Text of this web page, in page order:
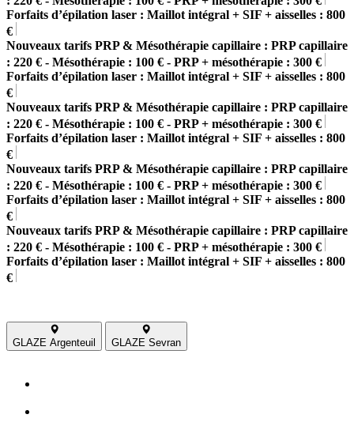
Forfaits d’épilation laser : Maillot intégral + SIF + aisselles : 800
€
Nouveaux tarifs PRP & Mésothérapie capillaire : PRP capillaire
: 220 € - Mésothérapie : 100 € - PRP + mésothérapie : 300 €
Forfaits d’épilation laser : Maillot intégral + SIF + aisselles : 800
€
Nouveaux tarifs PRP & Mésothérapie capillaire : PRP capillaire
: 220 € - Mésothérapie : 100 € - PRP + mésothérapie : 300 €
Forfaits d’épilation laser : Maillot intégral + SIF + aisselles : 800
€
Nouveaux tarifs PRP & Mésothérapie capillaire : PRP capillaire
: 220 € - Mésothérapie : 100 € - PRP + mésothérapie : 300 €
Forfaits d’épilation laser : Maillot intégral + SIF + aisselles : 800
€
Nouveaux tarifs PRP & Mésothérapie capillaire : PRP capillaire
: 220 € - Mésothérapie : 100 € - PRP + mésothérapie : 300 €
Forfaits d’épilation laser : Maillot intégral + SIF + aisselles : 800
€
GLAZE Argenteuil GLAZE Sevran